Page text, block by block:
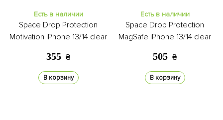
Есть в наличии
Space Drop Protection
Motivation iPhone 13/14 clear
355 ₴
В корзину
Есть в наличии
Space Drop Protection
MagSafe iPhone 13/14 clear
505 ₴
В корзину